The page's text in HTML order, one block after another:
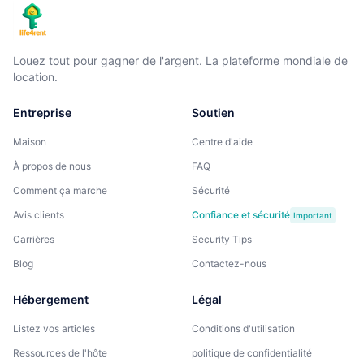
Louez tout pour gagner de l'argent. La plateforme mondiale de
location.
Entreprise
Maison
À propos de nous
Comment ça marche
Avis clients
Carrières
Blog
Soutien
Centre d'aide
FAQ
Sécurité
Confiance et sécurité Important
Security Tips
Contactez-nous
Hébergement
Listez vos articles
Ressources de l'hôte
Légal
Conditions d'utilisation
politique de confidentialité